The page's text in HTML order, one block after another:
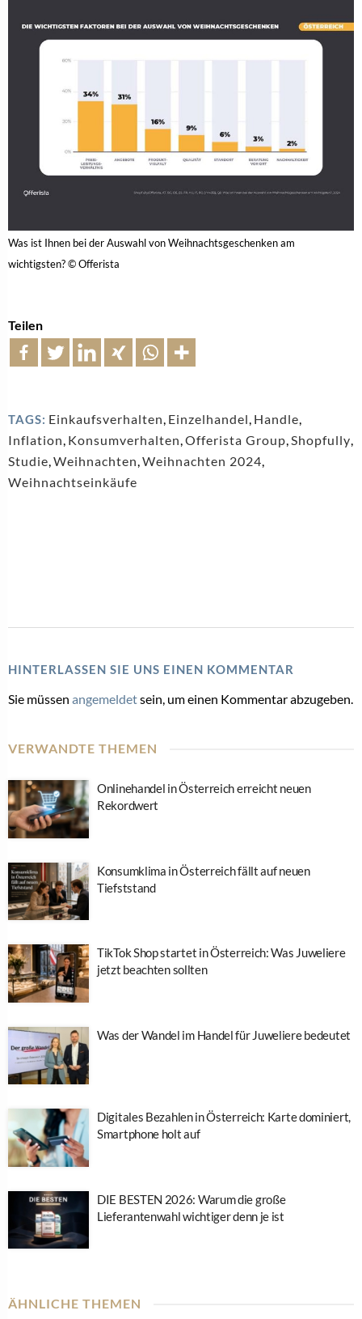
Was ist Ihnen bei der Auswahl von Weihnachtsgeschenken am
wichtigsten? © Offerista
Teilen
TAGS: Einkaufsverhalten, Einzelhandel, Handle,
Inflation, Konsumverhalten,Offerista Group,Shopfully,
Studie,Weihnachten,Weihnachten 2024,
Weihnachtseinkäufe
HINTERLASSEN SIE UNS EINEN KOMMENTAR
Sie müssen angemeldetsein, um einen Kommentar abzugeben.
VERWANDTE THEMEN
Onlinehandel in Österreich erreicht neuen
Rekordwert
Konsumklima in Österreich fällt auf neuen
Tiefststand
TikTok Shop startet in Österreich: Was Juweliere
jetzt beachten sollten
Was der Wandel im Handel für Juweliere bedeutet
Digitales Bezahlen in Österreich: Karte dominiert,
Smartphone holt auf
DIE BESTEN 2026: Warum die große
Lieferantenwahl wichtiger denn je ist
ÄHNLICHE THEMEN